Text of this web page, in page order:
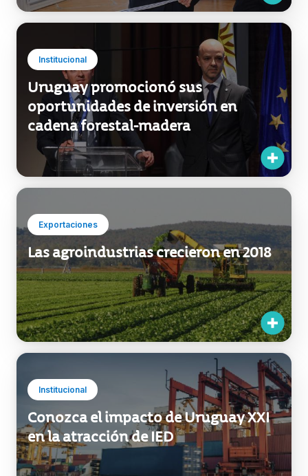
Institucional
Uruguay promocionó sus
oportunidades de inversión en
cadena forestal-madera
Exportaciones
Institucional
Conozca el impacto de Uruguay XXI
en la atracción de IED